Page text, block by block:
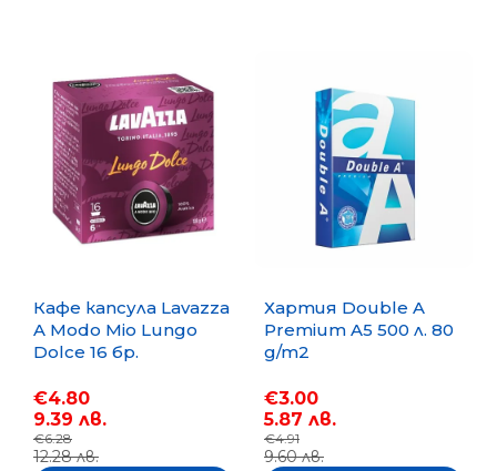
Кафе капсула Lavazza
A Modo Mio Lungo
Dolce 16 бр.
€4.80
9.39 лв.
€6.28
12.28 лв.
Хартия Double A
Premium A5 500 л. 80
g/m2
€3.00
5.87 лв.
€4.91
9.60 лв.